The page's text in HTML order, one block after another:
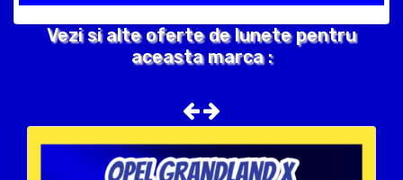
Vezi si alte oferte de lunete pentru
aceasta marca :